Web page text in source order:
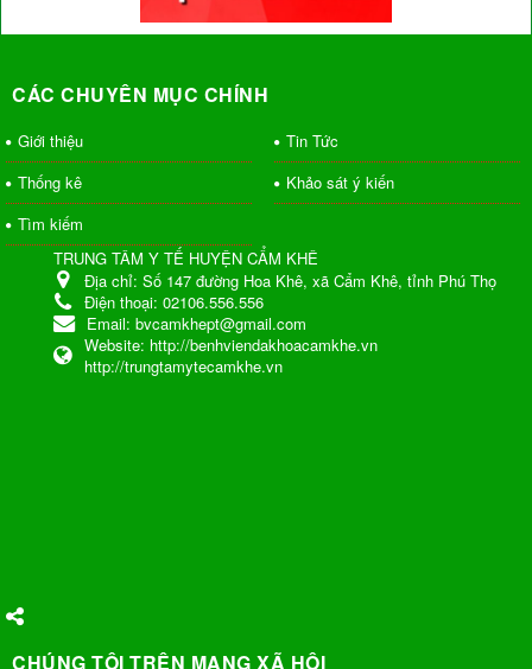
CÁC CHUYÊN MỤC CHÍNH
Giới thiệu
Tin Tức
Thống kê
Khảo sát ý kiến
Tìm kiếm
TRUNG TÂM Y TẾ HUYỆN CẨM KHÊ
Địa chỉ: Số 147 đường Hoa Khê, xã Cẩm Khê, tỉnh Phú Thọ
Điện thoại: 02106.556.556
Email: bvcamkhept@gmail.com
Website: http://benhviendakhoacamkhe.vn
http://trungtamytecamkhe.vn
CHÚNG TÔI TRÊN MẠNG XÃ HỘI